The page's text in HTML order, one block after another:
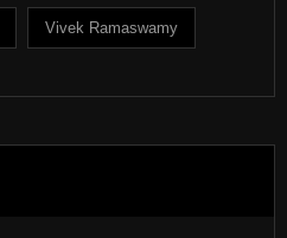
Vivek Ramaswamy